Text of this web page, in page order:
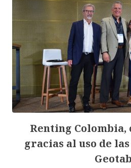
Renting Colombia,
gracias al uso de
Geotab